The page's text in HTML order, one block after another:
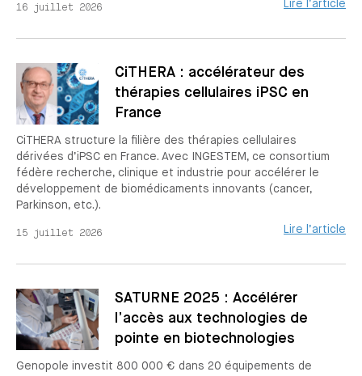
16 juillet 2026 Lire l’article
CiTHERA : accélérateur des
thérapies cellulaires iPSC en
France
CiTHERA structure la filière des thérapies cellulaires
dérivées d’iPSC en France. Avec INGESTEM, ce consortium
fédère recherche, clinique et industrie pour accélérer le
développement de biomédicaments innovants (cancer,
Parkinson, etc.).
15 juillet 2026 Lire l’article
SATURNE 2025 : Accélérer
l’accès aux technologies de
pointe en biotechnologies
Genopole investit 800 000 € dans 20 équipements de